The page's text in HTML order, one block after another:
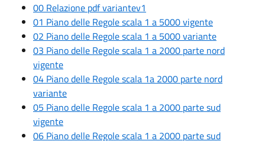
00 Relazione pdf variantev1
01 Piano delle Regole scala 1 a 5000 vigente
02 Piano delle Regole scala 1 a 5000 variante
03 Piano delle Regole scala 1 a 2000 parte nord
vigente
04 Piano delle Regole scala 1a 2000 parte nord
variante
05 Piano delle Regole scala 1 a 2000 parte sud
vigente
06 Piano delle Regole scala 1 a 2000 parte sud